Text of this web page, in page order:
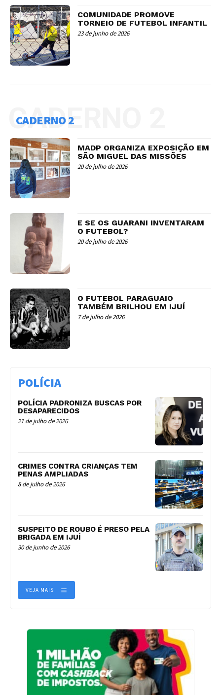
COMUNIDADE PROMOVE
TORNEIO DE FUTEBOL INFANTIL
23 de junho de 2026
CADERNO 2
CADERNO 2
MADP ORGANIZA EXPOSIÇÃO EM
SÃO MIGUEL DAS MISSÕES
20 de julho de 2026
E SE OS GUARANI INVENTARAM
O FUTEBOL?
20 de julho de 2026
O FUTEBOL PARAGUAIO
TAMBÉM BRILHOU EM IJUÍ
7 de julho de 2026
POLÍCIA
POLÍCIA PADRONIZA BUSCAS POR
DESAPARECIDOS
21 de julho de 2026
CRIMES CONTRA CRIANÇAS TEM
PENAS AMPLIADAS
8 de julho de 2026
SUSPEITO DE ROUBO É PRESO PELA
BRIGADA EM IJUÍ
30 de junho de 2026
VEJA MAIS